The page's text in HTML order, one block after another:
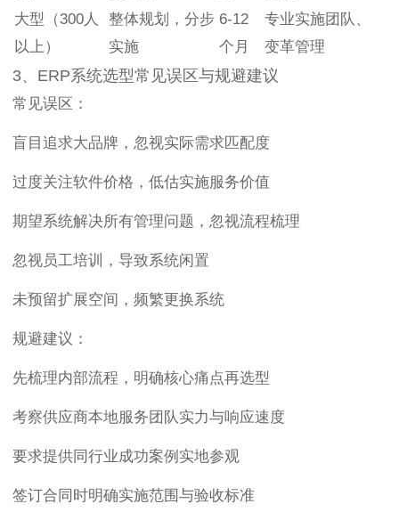
大型（300人
以上）
整体规划，分步
实施
6-12
个月
专业实施团队、
变革管理
3、ERP系统选型常见误区与规避建议
常见误区：
盲目追求大品牌，忽视实际需求匹配度
过度关注软件价格，低估实施服务价值
期望系统解决所有管理问题，忽视流程梳理
忽视员工培训，导致系统闲置
未预留扩展空间，频繁更换系统
规避建议：
先梳理内部流程，明确核心痛点再选型
考察供应商本地服务团队实力与响应速度
要求提供同行业成功案例实地参观
签订合同时明确实施范围与验收标准